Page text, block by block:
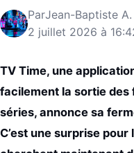
ParJean-Baptiste A.
2 juillet 2026 à
TV Time, une
facilement la sortie des
séries, annonce sa
C’est une surprise